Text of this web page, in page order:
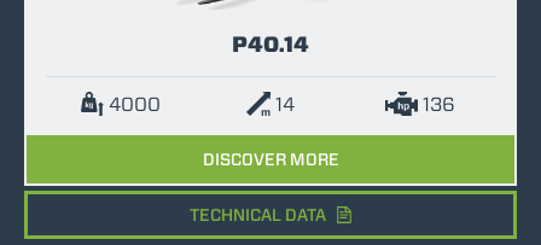
P40.14
4000 14 136
DISCOVER MORE
TECHNICAL DATA